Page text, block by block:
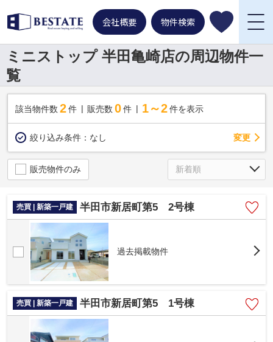
会社概要 物件検索
ミニストップ 半田亀崎店の周辺物件一
覧
該当物件数 2件 販売数 0 件 1～2 件を表示
絞り込み条件： なし 変更
販売物件のみ
売買 | 新築一戸建 半田市新居町第5 2号棟
過去掲載物件
売買 | 新築一戸建 半田市新居町第5 1号棟